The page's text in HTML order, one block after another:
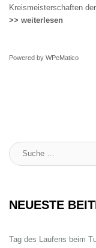
Kreismeisterschaften
>> weiterlesen
Powered by WPeMatico
Suche
:
NEUESTE
Tag des Laufens beim